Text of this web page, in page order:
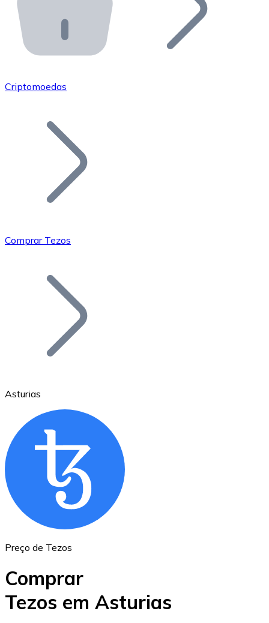
API Bitnovo
Integre nossa API no seu ecossistema.
Junte-se à nossa rede de revendedores e comercialize
Adicione o token do seu projeto ao nosso serviço de
Bitcoin
ETH
Criptomoedas
Comprar Tezos
Asturias
Preço de Tezos
Comprar
Tezos em Asturias